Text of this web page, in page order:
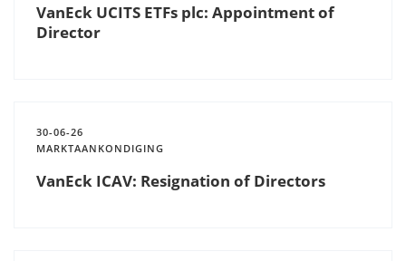
VanEck UCITS ETFs plc: Appointment of
Director
30-06-26
MARKTAANKONDIGING
VanEck ICAV: Resignation of Directors